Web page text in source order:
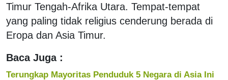
Timur Tengah-Afrika Utara. Tempat-tempat
yang paling tidak religius cenderung berada di
Eropa dan Asia Timur.
Baca Juga :
Terungkap Mayoritas Penduduk 5 Negara di Asia Ini